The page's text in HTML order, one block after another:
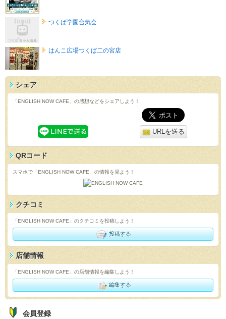
つくば学園合気会
はんこ広場つくば二の宮店
シェア
「ENGLISH NOW CAFE」の感想などをシェアしよう！
URLを送る
QRコード
スマホで「ENGLISH NOW CAFE」の情報を見よう！
クチコミ
「ENGLISH NOW CAFE」のクチコミを投稿しよう！
投稿する
店舗情報
「ENGLISH NOW CAFE」の店舗情報を編集しよう！
編集する
会員登録